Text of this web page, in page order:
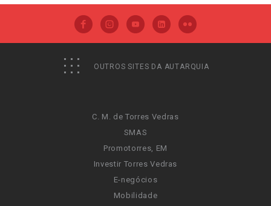
OUTROS SITES DA AUTARQUIA
C. M. de Torres Vedras
SMAS
Promotorres, EM
Investir Torres Vedras
E-negócios
Mobilidade